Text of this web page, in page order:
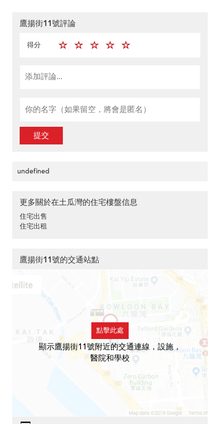
鷹揚街11號評論
得分
提交
undefined
更多關於在土瓜灣的住宅樓盤信息
住宅出售
住宅出租
鷹揚街11號的交通站點
點擊此處
顯示鷹揚街11號附近的交通連線，設施，
醫院和學校